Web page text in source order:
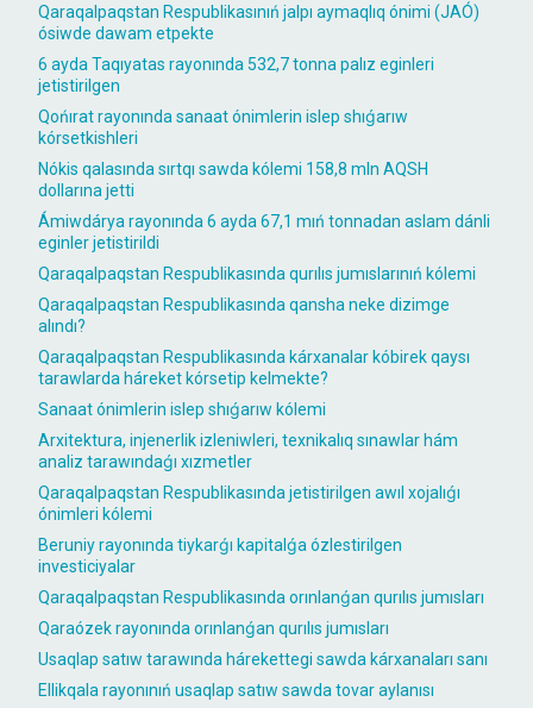
Qaraqalpaqstan Respublikasınıń jalpı aymaqlıq ónimi (JAÓ)
ósiwde dawam etpekte
6 ayda Taqıyatas rayonında 532,7 tonna palız eginleri
jetistirilgen
Qońırat rayonında sanaat ónimlerin islep shıǵarıw
kórsetkishleri
Nókis qalasında sırtqı sawda kólemi 158,8 mln AQSH
dollarına jetti
Ámiwdárya rayonında 6 ayda 67,1 mıń tonnadan aslam dánli
eginler jetistirildi
Qaraqalpaqstan Respublikasında qurılıs jumıslarınıń kólemi
Qaraqalpaqstan Respublikasında qansha neke dizimge
alındı?
Qaraqalpaqstan Respublikasında kárxanalar kóbirek qaysı
tarawlarda háreket kórsetip kelmekte?
Sanaat ónimlerin islep shıǵarıw kólemi
Arxitektura, injenerlik izleniwleri, texnikalıq sınawlar hám
analiz tarawındaǵı xızmetler
Qaraqalpaqstan Respublikasında jetistirilgen awıl xojalıǵı
ónimleri kólemi
Beruniy rayonında tiykarǵı kapitalǵa ózlestirilgen
investiciyalar
Qaraqalpaqstan Respublikasında orınlanǵan qurılıs jumısları
Qaraózek rayonında orınlanǵan qurılıs jumısları
Usaqlap satıw tarawında hárekettegi sawda kárxanaları sanı
Ellikqala rayonınıń usaqlap satıw sawda tovar aylanısı